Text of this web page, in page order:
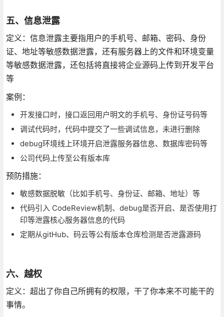
五、信息泄露
定义：信息泄露主要指用户的手机号、邮箱、密码、身份
证、地址等敏感数据泄露，还有服务器上的文件和环境变量
等敏感数据泄露，还包括将直接将企业源码上传到开发平台
等
案例：
开发接口时，接口返回用户明文的手机号、身份证号码等
调试代码时，代码中提交了一些调试信息，未进行删除
debug环境线上环境开启泄露服务器信息、数据库密码等
公司代码上传至公有版本库
预防措施：
敏感数据脱敏（比如手机号、身份证、邮箱、地址）等
代码引入 CodeReview机制、debug是否开启、是否使用打
印等泄露核心服务器信息的代码
定期从gitHub、码云等公有版本仓库检测是否泄露源码
六、越权
定义：超出了你自己所拥有的权限，干了你本来不可能干的
事情。